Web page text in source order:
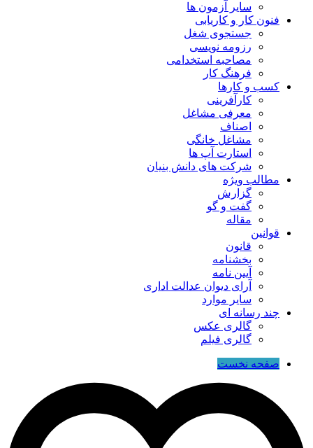
سایر آزمون ها
فنون کار و کاریابی
جستجوی شغل
رزومه نویسی
مصاحبه استخدامی
فرهنگ کار
کسب و کارها
کارآفرینی
معرفی مشاغل
اصناف
مشاغل خانگی
استارت آپ ها
شرکت های دانش بنیان
مطالب ویژه
گزارش
گفت و گو
مقاله
قوانین
قانون
بخشنامه
آیین نامه
آرای دیوان عدالت اداری
سایر موارد
چند رسانه ای
گالری عکس
گالری فیلم
صفحه نخست